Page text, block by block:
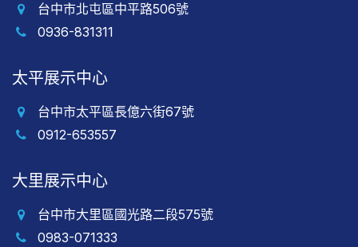
台中市北屯區中平路506號
0936-831311
太平展示中心
台中市太平區長億六街67號
0912-653557
大里展示中心
台中市大里區國光路二段575號
0983-071333